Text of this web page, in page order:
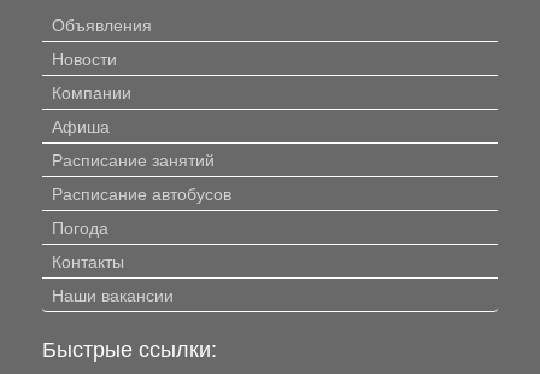
Объявления
Новости
Компании
Афиша
Расписание занятий
Расписание автобусов
Погода
Контакты
Наши вакансии
Быстрые ссылки: